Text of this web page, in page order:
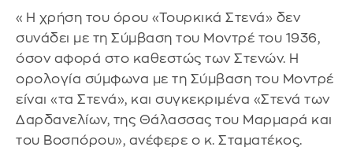
«Η χρήση του όρου «Τουρκικά Στενά» δεν
συνάδει με τη Σύμβαση του Μοντρέ του 1936,
όσον αφορά στο καθεστώς των Στενών. Η
ορολογία σύμφωνα με τη Σύμβαση του Μοντρέ
είναι «τα Στενά», και συγκεκριμένα «Στενά των
Δαρδανελίων, της Θάλασσας του Μαρμαρά και
του Βοσπόρου», ανέφερε ο κ. Σταματέκος.